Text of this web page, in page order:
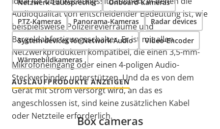
Audioqualität von entscheidender Bedeutung ist, wie
beispielsweise Polizeirevierräume und
Bargeldabfertigungsschalter. Er ist mit allen
Netzwerkproduktenkompatibel, die einen 3,5-mm-
Mikrofoneingang oder einen 4-poligen Audio-
Steckverbinder unterstützen. Und da es von dem
Gerätmit Strom versorgt wird, an das es
angeschlossen ist, sind keine zusätzlichen Kabel
oder Netzteile erforderlich.
Netzwerk-Lautsprecher Onboard-Kameras
PTZ-Kameras Panorama-Kameras Radar devices
System devices for Network Audio Video-Encoder
Wärmebildkameras
AUSLAUFPRODUKTE ANZEIGEN
Box cameras